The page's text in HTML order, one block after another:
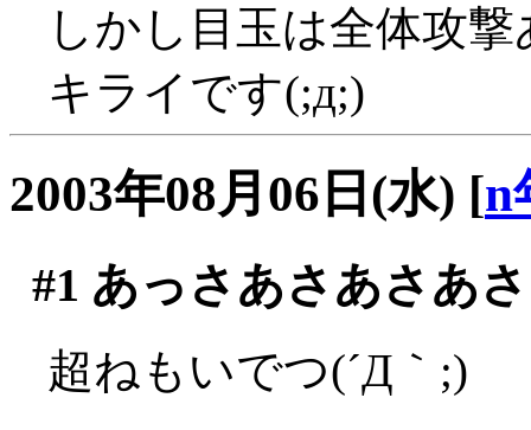
しかし目玉は全体攻
キライです(;д;)
2003年08月06日(水) [n
#1 あっさあさあさあ
超ねもいでつ(´Д｀;)